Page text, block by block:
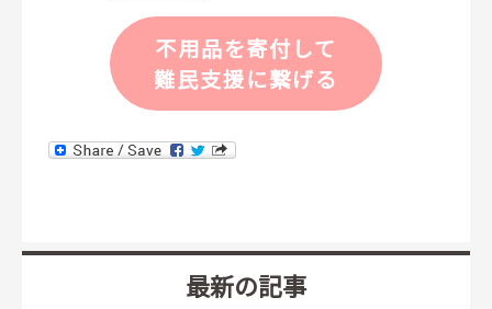
不用品を寄付して
難民支援に繋げる
最新の記事